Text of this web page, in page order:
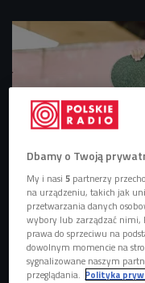
Podobno najlepszy wiek na
fotoliza /shutterstock.com
Najważniejszy trik:
Dbamy o Twoją
My i nasi5 partnerzy
na urządzeniu, takich jak
przetwarzania danych
wybory lub zarządzać nimi,
prawa do sprzeciwu na
dowolnym momencie na
sygnalizowane naszym
przeglądania. Polityka